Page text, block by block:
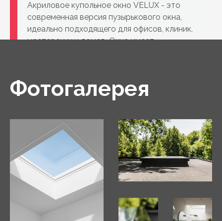
Акриловое купольное окно VELUX - это
современная версия пузырькового окна,
идеально подходящего для офисов, клиник,
мастерских и домов. Окно имеет
Фотогалерея